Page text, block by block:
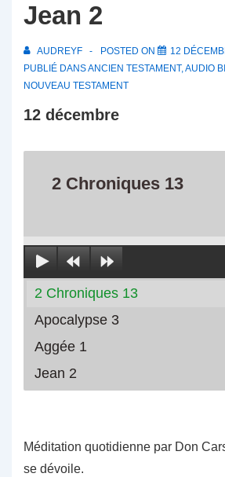
Jean 2
AUDREYF POSTED ON
12
PUBLIÉ DANSANCIEN TESTAMENT,AUDIO
NOUVEAU TESTAMENT
12 décembre
2 Chroniques 13
2 Chroniques 13
Apocalypse 3
Aggée 1
Jean 2
Méditation quotidienne par Don
se dévoile.